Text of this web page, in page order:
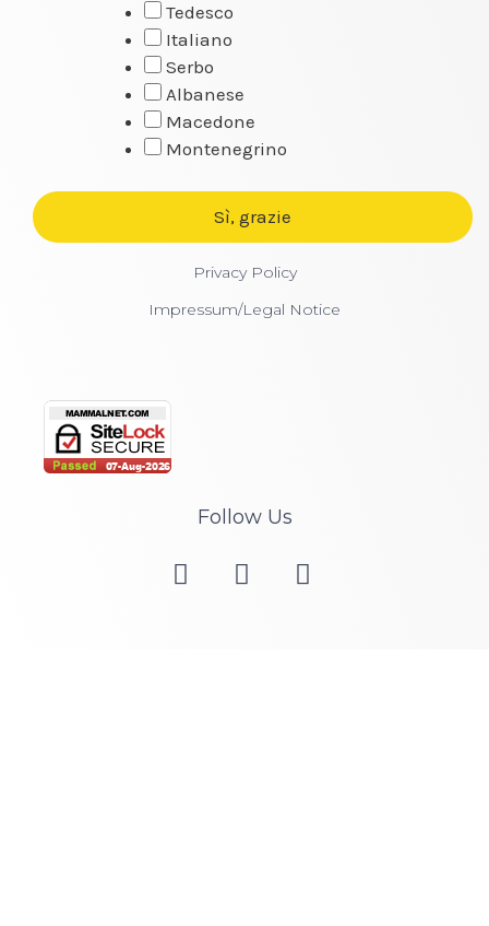
Follow Us
Tedesco
Italiano
Serbo
Albanese
Macedone
Montenegrino
Privacy Policy
Impressum/Legal Notice